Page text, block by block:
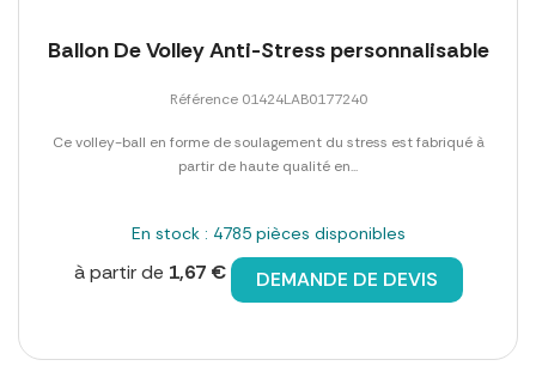
Ballon De Volley Anti-Stress personnalisable
Référence 01424LAB0177240
Ce volley-ball en forme de soulagement du stress est fabriqué à
partir de haute qualité en...
En stock : 4785 pièces disponibles
à partir de 1,67 € DEMANDE DE DEVIS